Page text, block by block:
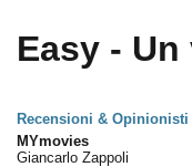
Easy -
Recensioni & Opinionisti
MYmovies
Giancarlo Zappoli